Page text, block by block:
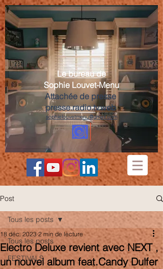
Le bureau de
Sophie Louvet-Menu
Attachée de presse
presse.radio.tv.web
sophielouvetmenu@gmail.com
Post
Tous les posts
FESTIVALS
Tous les posts
Electro Deluxe revient avec NEXT ,
un nouvel album feat.Candy Dulfer
18 déc. 2023 2 min de lecture